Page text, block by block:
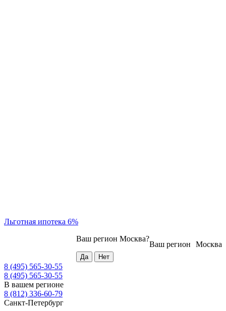
Льготная ипотека 6%
Москва
Ваш регион
Ваш регион Москва?
8 (495) 565-30-55
8 (495) 565-30-55
В вашем регионе
8 (812) 336-60-79
Санкт-Петербург